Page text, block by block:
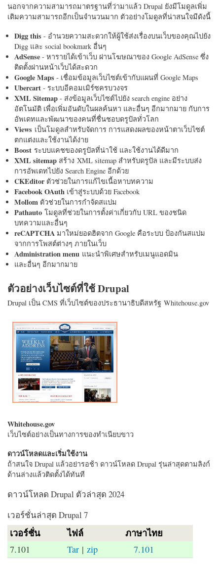
นอกจากความสามารถมาตรฐานที่ว่ามาแล้ว Drupal ยังมีโมดูลเพิ่ม
เติมความสามารถอีกเป็นจำนวนมาก ตัวอย่างโมดูลที่น่าสนใจมีดังนี้
Digg this - อำนวยความสะดวกให้ผู้ใช้ส่งเรื่องบนเว็บของคุณไปยัง
Digg และ social bookmark อื่นๆ
AdSense - หารายได้เข้าเว็บ ผ่านโฆษณาของ Google AdSense ซึ่ง
ติดตั้งผ่านหน้าเว็บได้สะดวก
Google Maps - เชื่อมข้อมูลเว็บไซต์เข้ากับแผนที่ Google Maps
Ubercart - ระบบอีคอมเมิร์ซครบวงจร
XML Sitemap - ส่งข้อมูลเว็บไซต์ไปยัง search engine อย่าง
อัตโนมัติ เพื่อเพิ่มอันดับในผลค้นหา และอื่นๆ อีกมากมาย กับการ
อัพเดทและพัฒนาของคนที่ชื่นชอบดรูปัลทั่วโลก
Views เป็นโมดูลสำหรับจัดการ การแสดงผลของหน้าตาเว็บไซต์
ตกแต่งและใช้งานได้ง่าย
Boost ระบบแคชของดรูปัลที่น่าใช้ และใช้งานได้ดีมาก
XML sitemap สร้าง XML sitemap สำหรับดรูปัล และมีระบบส่ง
การอัพเดทไปยัง Search Engine อีกด้วย
CKEditorตัวช่วยในการแก้ไขเนื้อหาบทความ
Facebook OAuth เข้าสู่ระบบด้วย Facebook
Mollom ตัวช่วยในการกำจัดสแปม
Pathauto โมดูลที่ช่วยในการตั้งค่าเกี่ยวกับ URL ของชนิด
บทความและอื่นๆ
reCAPTCHA มาใหม่ยอดฮิตจาก Google คือระบบ ป้องกันสแปม
จากการโพสต์ต่างๆ ภายในเว็บ
Administration menu แนะนำพิเศษสำหรับเมนูแอดมิน
และอื่นๆ อีกมากมาย
ตัวอย่างเว็บไซต์ที่ใช้ Drupal
Drupal เป็น CMS ที่เว็บไซต์ของประธานาธิบดีสหรัฐ Whitehouse.gov
Whitehouse.gov
เว็บไซต์อย่างเป็นทางการของทำเนียบขาว
ดาวน์โหลดและเริ่มใช้งาน
ถ้าสนใจ Drupal แล้วอย่ารอช้า ดาวน์โหลด Drupal รุ่นล่าสุดตามลิงก์
ด้านล่างแล้วติดตั้งได้ทันที
ดาวน์โหลด Drupal ตัวล่าสุด 2024
เวอร์ชั่นล่าสุด Drupal 7
เวอร์ชั่น ไฟล์ ภาษาไทย
7.101 Tar |zip 7.101